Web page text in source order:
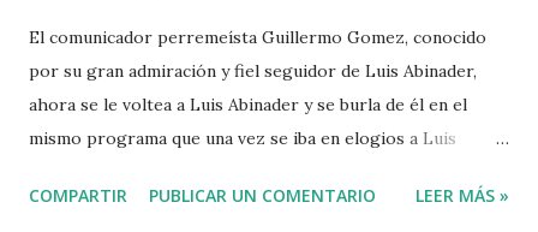
El comunicador perremeísta Guillermo Gomez, conocido
por su gran admiración y fiel seguidor de Luis Abinader,
ahora se le voltea a Luis Abinader y se burla de él en el
mismo programa que una vez se iba en elogios a Luis
COMPARTIR PUBLICAR UN COMENTARIO LEER MÁS »